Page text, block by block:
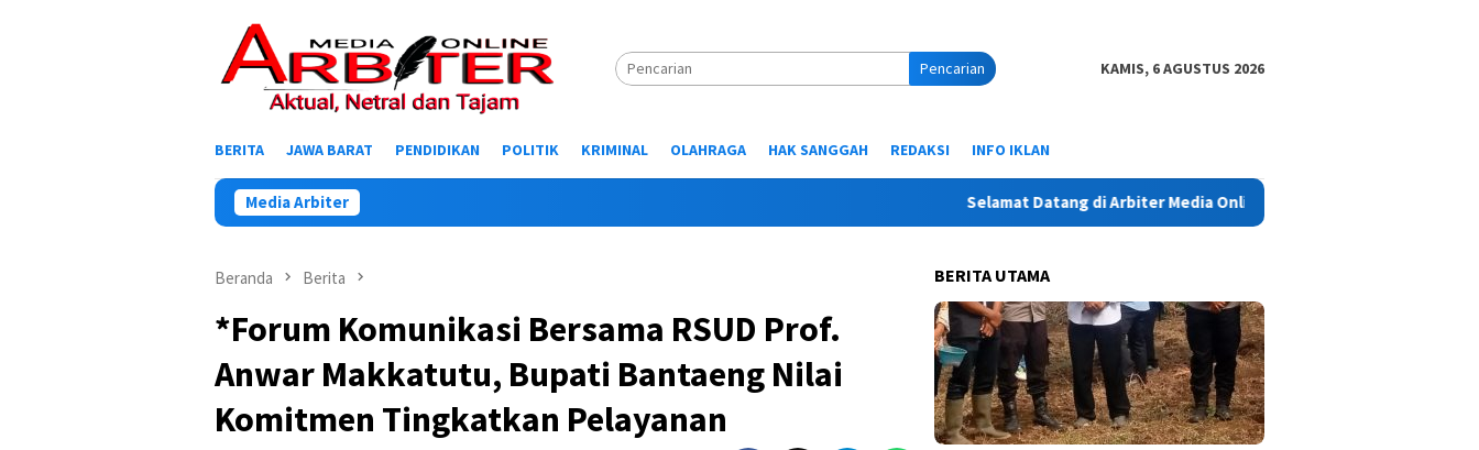
Pencarian KAMIS, 6 AGUSTUS 2026
BERITA JAWA BARAT PENDIDIKAN POLITIK KRIMINAL OLAHRAGA HAK SANGGAH REDAKSI INFO IKLAN
Media Arbiter Selamat Datang di Arbiter Media Online - Aktual, Netral dan Tajam
Beranda Berita
*Forum Komunikasi Bersama RSUD Prof.
Anwar Makkatutu, Bupati Bantaeng Nilai
Komitmen Tingkatkan Pelayanan
BERITA UTAMA